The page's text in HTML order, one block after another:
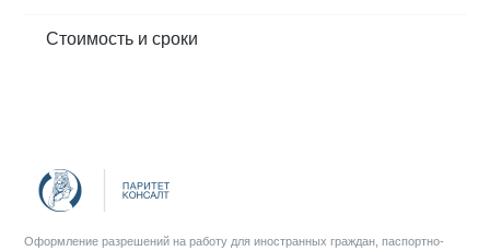
Стоимость и сроки
Оформление разрешений на работу для иностранных граждан, паспортно-